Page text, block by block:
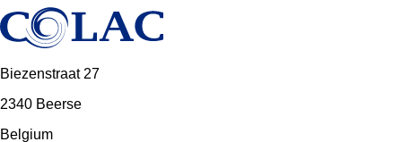
Biezenstraat 27
2340 Beerse
Belgium